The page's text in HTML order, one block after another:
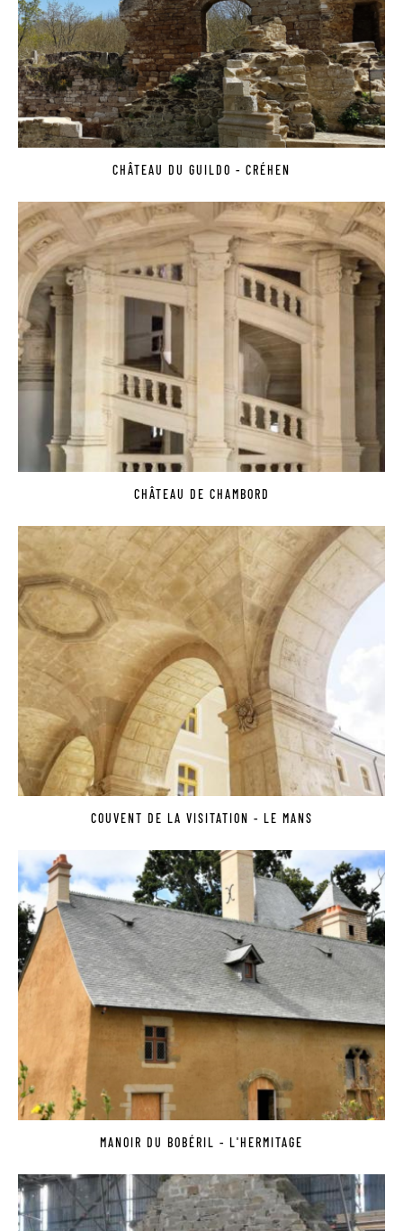
CHÂTEAU DU GUILDO - CRÉHEN
CHÂTEAU DE CHAMBORD
COUVENT DE LA VISITATION - LE MANS
MANOIR DU BOBÉRIL - L'HERMITAGE